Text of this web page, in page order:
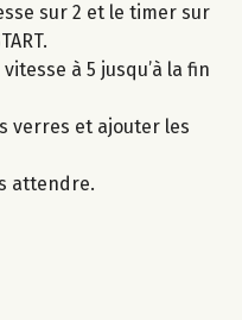
sur 2 et le timer sur
à 5 jusqu’à la fin
verres et ajouter les
attendre.